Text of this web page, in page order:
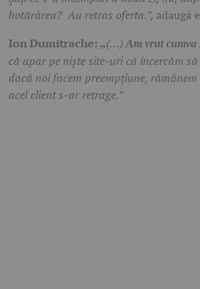
hotărârea? Au retras oferta.”, adaugă
Ion Dumitrache: ,,(…)Am vrut cumva
că apar pe niște site-uri că încercăm
dacă noi facem preempțiune,
acel client s-ar retrage.”